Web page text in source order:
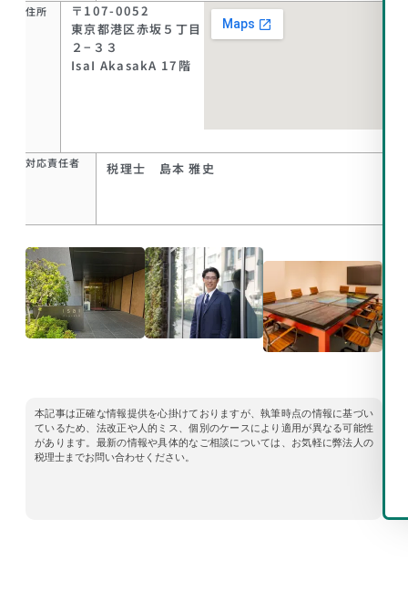
住所
〒107-0052
東京都港区赤坂５丁目
２−３３
IsaI AkasakA 17階
対応責任者 税理士 島本 雅史
本記事は正確な情報提供を心掛けておりますが、執筆時点の情報に基づい
ているため、法改正や人的ミス、個別のケースにより適用が異なる可能性
があります。最新の情報や具体的なご相談については、お気軽に弊法人の
税理士までお問い合わせください。